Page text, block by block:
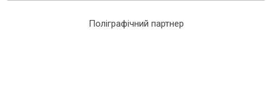
Поліграфічний партнер